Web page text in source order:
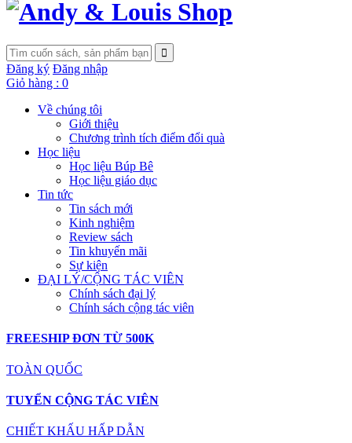
Đăng ký Đăng nhập
Giỏ hàng : 0
Về chúng tôi
Giới thiệu
Chương trình tích điểm đổi quà
Học liệu
Học liệu Búp Bê
Học liệu giáo dục
Tin tức
Tin sách mới
Kinh nghiệm
Review sách
Tin khuyến mãi
Sự kiện
ĐẠI LÝ/CỘNG TÁC VIÊN
Chính sách đại lý
Chính sách cộng tác viên
FREESHIP ĐƠN TỪ 500K
TOÀN QUỐC
TUYỂN CỘNG TÁC VIÊN
CHIẾT KHẤU HẤP DẪN